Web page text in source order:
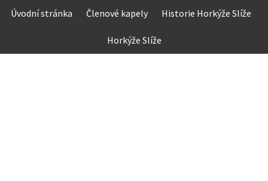
Skip
Úvodní stránka Členové kapely Historie Horkýže Slíže
Horkýže Slíže